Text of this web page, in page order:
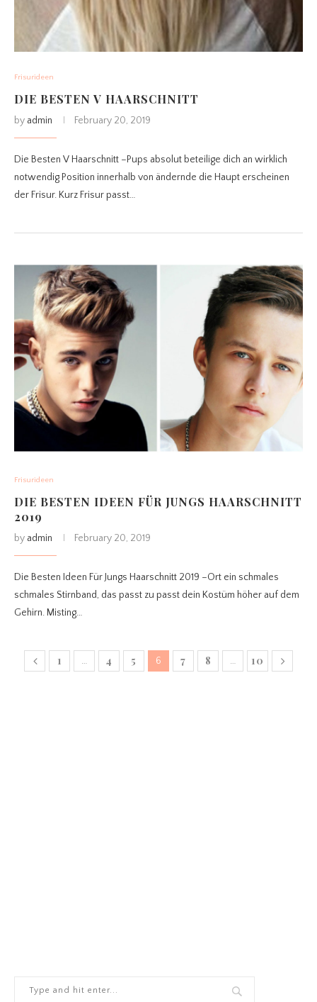
Frisurideen
DIE BESTEN V HAARSCHNITT
by admin February 20, 2019
Die Besten V Haarschnitt –Pups absolut beteilige dich an wirklich
notwendig Position innerhalb von ändernde die Haupt erscheinen
der Frisur. Kurz Frisur passt…
Frisurideen
DIE BESTEN IDEEN FÜR JUNGS HAARSCHNITT
2019
by admin February 20, 2019
Die Besten Ideen Für Jungs Haarschnitt 2019 –Ort ein schmales
schmales Stirnband, das passt zu passt dein Kostüm höher auf dem
Gehirn. Misting…
1 … 4 5 6 7 8 … 10